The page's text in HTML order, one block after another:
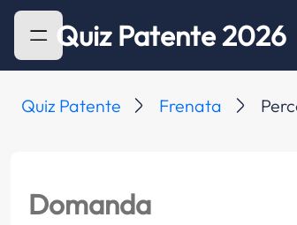
Quiz Patente 2026
Quiz Patente Frenata
Domanda